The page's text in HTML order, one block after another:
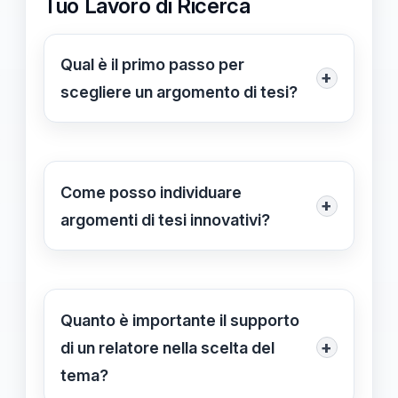
Tuo Lavoro di Ricerca
Qual è il primo passo per
scegliere un argomento di tesi?
+
Il primo passo è considerare i tuoi
appassiona, poiché scrivere su un
tema che ti coinvolge ti aiuterà a
Come posso individuare
argomenti di tesi innovativi?
+
Puoi individuare argomenti innovativi
monitorando le tendenze attuali nel
tuo campo e riflettendo su esperienze
personali significative.
Quanto è importante il supporto
di un relatore nella scelta del
tema?
+